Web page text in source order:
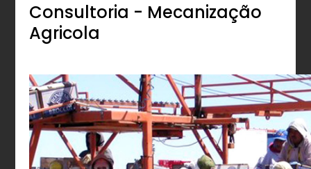
Consultoria - Mecanização
Agricola